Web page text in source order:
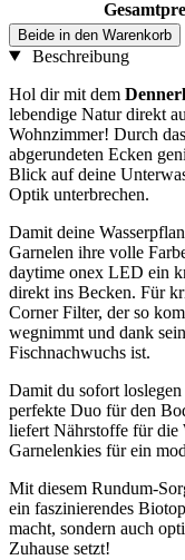
Beide in den Warenkorb
Beschreibung
Hol dir mit dem
lebendige Natur direkt
Wohnzimmer! Durch
abgerundeten Ecken
Blick auf deine
Optik unterbrechen.
Damit deine
Garnelen ihre volle
daytime onex LED ein
direkt ins Becken. Für
Corner Filter, der so
wegnimmt und dank
Fischnachwuchs ist.
Damit du sofort loslegen
perfekte Duo für den
liefert Nährstoffe für die
Garnelenkies für ein
Mit diesem Rundum-
ein faszinierendes
macht, sondern auch
Zuhause setzt!